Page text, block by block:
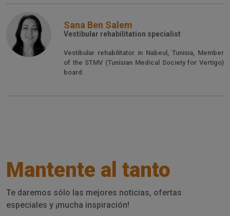
Sana Ben Salem
Vestibular rehabilitation specialist
Vestibular rehabilitator in Nabeul, Tunisia, Member
of the STMV (Tunisian Medical Society for Vertigo)
board.
Mantente al tanto
Te daremos sólo las mejores noticias, ofertas
especiales y ¡mucha inspiración!